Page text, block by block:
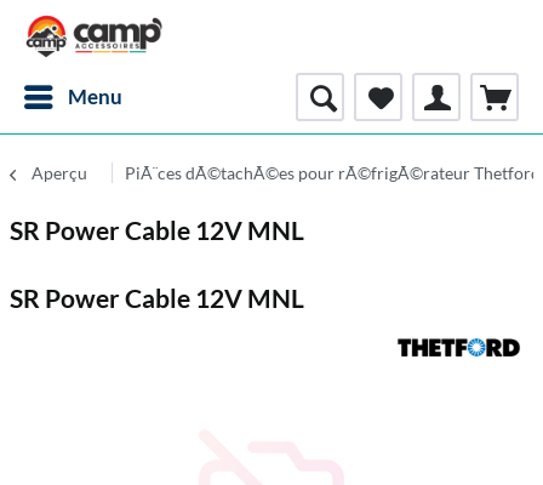
Menu
Aperçu PiÃ¨ces dÃ©tachÃ©es pour rÃ©frigÃ©rateur Thetford
SR Power Cable 12V MNL
SR Power Cable 12V MNL